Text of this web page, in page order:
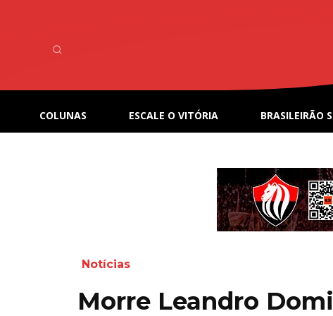
COLUNAS ESCALE O VITÓRIA BRASILEIRÃO
Notícias
Morre Leandro